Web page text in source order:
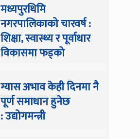
मध्यपुरथिमि
नगरपालिकाको चारवर्ष :
शिक्षा, स्वास्थ्य र पूर्वाधार
विकासमा फड्को
ग्यास अभाव केही दिनमा नै
पूर्ण समाधान हुनेछ
: उद्योगमन्त्री